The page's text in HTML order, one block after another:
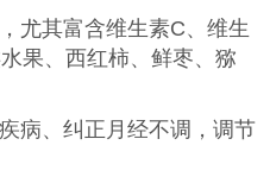
其富含维生素C、维生
果、西红柿、鲜枣、猕
、纠正月经不调，调节